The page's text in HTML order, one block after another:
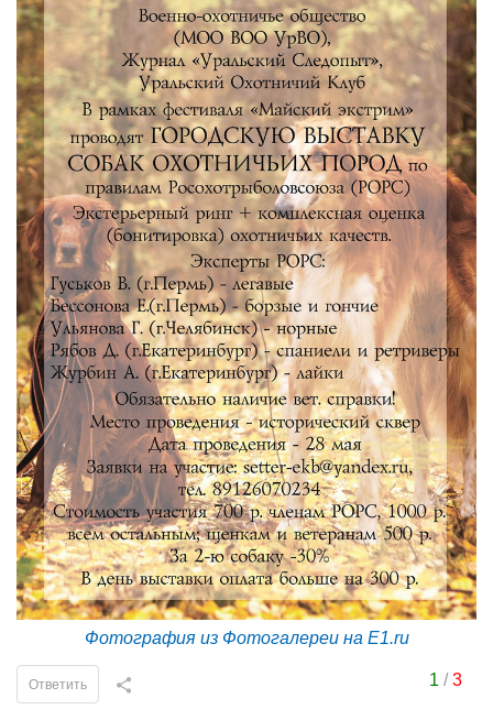
Фотография из Фотогалереи на E1.ru
1 /3
Ответить